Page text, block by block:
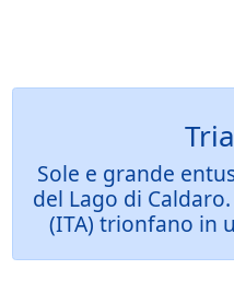
Sole e grande
del Lago di
(ITA) trionfano in